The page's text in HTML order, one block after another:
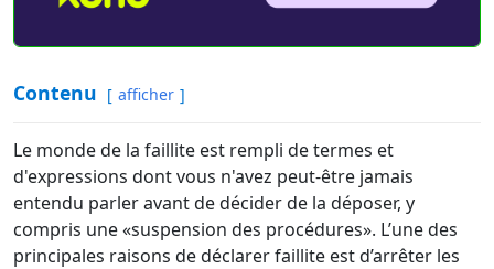
Contenu afficher
Le monde de la faillite est rempli de termes et
d'expressions dont vous n'avez peut-être jamais
entendu parler avant de décider de la déposer, y
compris une «suspension des procédures». L’une des
principales raisons de déclarer faillite est d’arrêter les